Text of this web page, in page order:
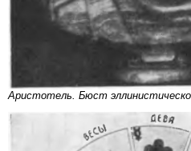
Аристотель. Бюст